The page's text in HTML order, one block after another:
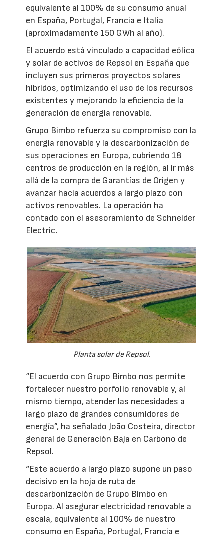
equivalente al 100% de su consumo anual
en España, Portugal, Francia e Italia
(aproximadamente 150 GWh al año).
El acuerdo está vinculado a capacidad eólica
y solar de activos de Repsol en España que
incluyen sus primeros proyectos solares
híbridos, optimizando el uso de los recursos
existentes y mejorando la eficiencia de la
generación de energía renovable.
Grupo Bimbo refuerza su compromiso con la
energía renovable y la descarbonización de
sus operaciones en Europa, cubriendo 18
centros de producción en la región, al ir más
allá de la compra de Garantías de Origen y
avanzar hacia acuerdos a largo plazo con
activos renovables. La operación ha
contado con el asesoramiento de Schneider
Electric.
Planta solar de Repsol.
“El acuerdo con Grupo Bimbo nos permite
fortalecer nuestro porfolio renovable y, al
mismo tiempo, atender las necesidades a
largo plazo de grandes consumidores de
energía”, ha señalado João Costeira, director
general de Generación Baja en Carbono de
Repsol.
“Este acuerdo a largo plazo supone un paso
decisivo en la hoja de ruta de
descarbonización de Grupo Bimbo en
Europa. Al asegurar electricidad renovable a
escala, equivalente al 100% de nuestro
consumo en España, Portugal, Francia e